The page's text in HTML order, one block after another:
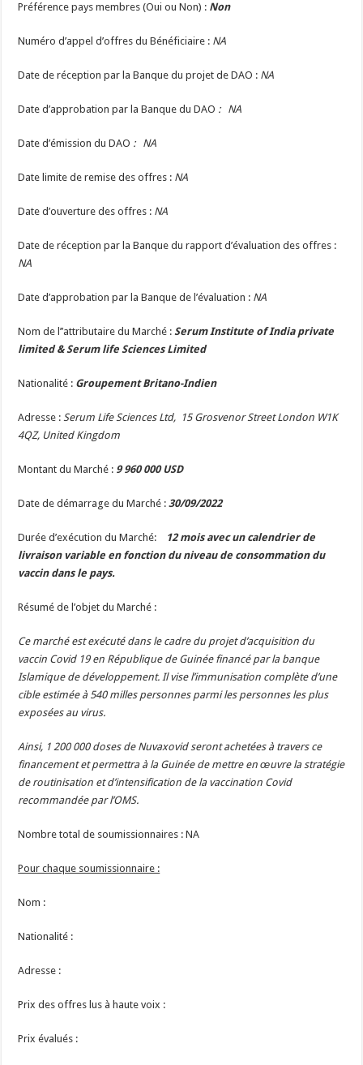
Préférence pays membres (Oui ou Non) : Non
Numéro d’appel d’offres du Bénéficiaire : NA
Date de réception par la Banque du projet de DAO : NA
Date d’approbation par la Banque du DAO : NA
Date d’émission du DAO : NA
Date limite de remise des offres : NA
Date d’ouverture des offres : NA
Date de réception par la Banque du rapport d’évaluation des offres :
NA
Date d’approbation par la Banque de l’évaluation : NA
Nom de l’’attributaire du Marché :Serum Institute of India private
limited & Serum life Sciences Limited
Nationalité : Groupement Britano-Indien
Adresse :Serum Life Sciences Ltd, 15 Grosvenor Street London W1K
4QZ, United Kingdom
Montant du Marché : 9 960 000 USD
Date de démarrage du Marché :30/09/2022
Durée d’exécution du Marché:
12 mois avec un calendrier de
livraison variable en fonction du niveau de consommation du
vaccin dans le pays.
Résumé de l’objet du Marché :
Ce marché est exécuté dans le cadre du projet d’acquisition du
vaccin Covid 19 en République de Guinée financé par la banque
Islamique de développement. Il vise l’immunisation complète d’une
cible estimée à 540 milles personnes parmi les personnes les plus
exposées au virus.
Ainsi, 1 200 000 doses de Nuvaxovid seront achetées à travers ce
financement et permettra à la Guinée de mettre en œuvre la stratégie
de routinisation et d’intensification de la vaccination Covid
recommandée par l’OMS.
Nombre total de soumissionnaires : NA
Pour chaque soumissionnaire :
Nom :
Nationalité :
Adresse :
Prix des offres lus à haute voix :
Prix évalués :